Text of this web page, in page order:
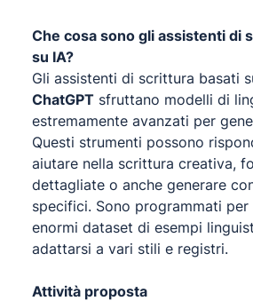
Che cosa sono gli assistenti di
su IA?
Gli assistenti di scrittura basati
ChatGPT sfruttano modelli di
estremamente avanzati per
Questi strumenti possono
aiutare nella scrittura creativa,
dettagliate o anche generare
specifici. Sono programmati per
enormi dataset di esempi
adattarsi a vari stili e registri.
Attività proposta